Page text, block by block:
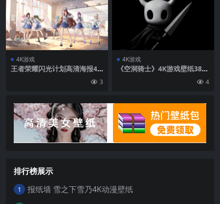
4K游戏
王者荣耀闪光计划高清海报4k
3
4K游戏
《空洞骑士》4K游戏壁纸384
4
排行榜展示
1 报纸墙 雪之下雪乃4K动漫壁纸